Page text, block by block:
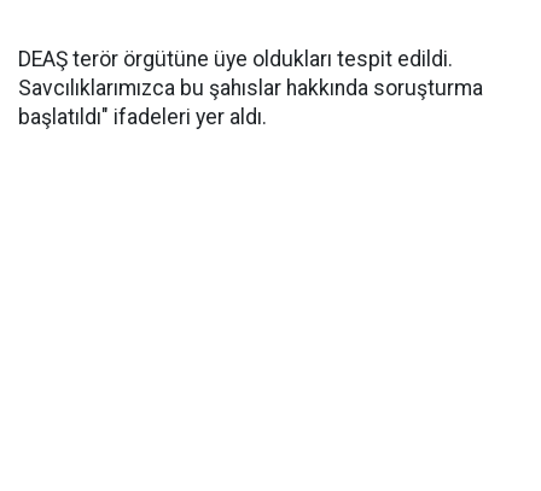
DEAŞ terör örgütüne üye oldukları tespit edildi.
Savcılıklarımızca bu şahıslar hakkında soruşturma
başlatıldı" ifadeleri yer aldı.